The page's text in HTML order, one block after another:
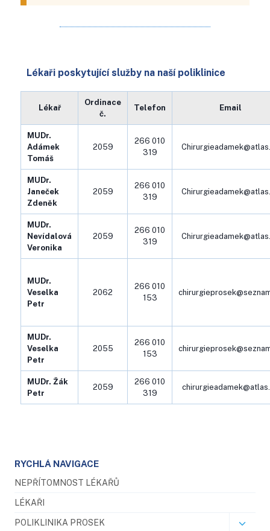
Lékaři poskytující služby na naší poliklinice
Lékař
Ordinace
č.
Telefon Email
MUDr.
Adámek
Tomáš
2059
266 010
319
MUDr.
Janeček
Zdeněk
2059
266 010
319
MUDr.
Nevídalová
Veronika
2059
266 010
319
MUDr.
Veselka
Petr
2062
266 010
153
MUDr.
Veselka
Petr
2055
266 010
153
MUDr. Žák
Petr
2059
266 010
319
RYCHLÁ NAVIGACE
NEPŘÍTOMNOST LÉKAŘŮ
LÉKAŘI
POLIKLINIKA PROSEK